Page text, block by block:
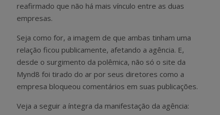
reafirmado que não há mais vínculo entre as duas
empresas.
Seja como for, a imagem de que ambas tinham uma
relação ficou publicamente, afetando a agência. E,
desde o surgimento da polêmica, não só o site da
Mynd8 foi tirado do ar por seus diretores como a
empresa bloqueou comentários em suas publicações.
Veja a seguir a íntegra da manifestação da agência: